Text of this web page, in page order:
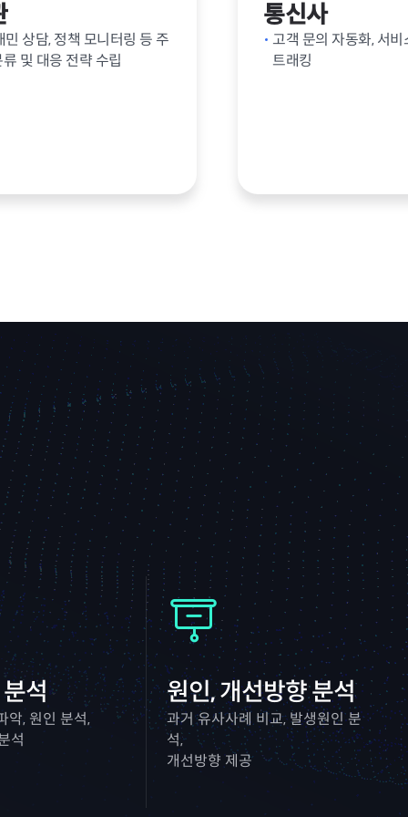
민 상담, 정책 모니터링 등 주
및 대응 전략 수립
통신사
고객 문의 자동화, 서
트래킹
석
악, 원인 분석,
석
원인, 개선방향 분석
과거 유사사례 비교, 발생원인 분
석,
개선방향 제공